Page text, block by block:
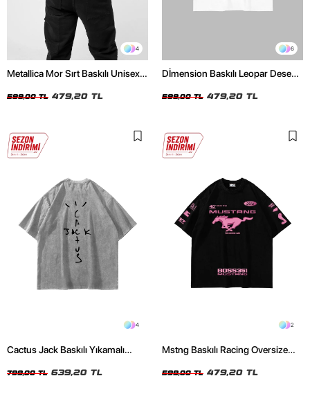
4
Metallica Mor Sırt Baskılı Unisex
599,00 TL 479,20 TL
6
Dİmension Baskılı Leopar Desenli
Tshirt
599,00 TL 479,20 TL
4
Cactus Jack Baskılı Yıkamalı
799,00 TL 639,20 TL
2
Mstng Baskılı Racing Oversize
599,00 TL 479,20 TL